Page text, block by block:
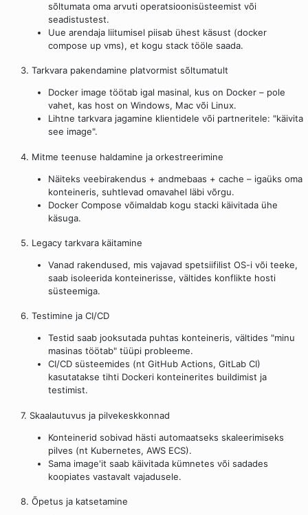
sõltumata oma arvuti operatsioonisüsteemist või
seadistustest.
Uue arendaja liitumisel piisab ühest käsust (docker
compose up vms), et kogu stack tööle saada.
3. Tarkvara pakendamine platvormist sõltumatult
Docker image töötab igal masinal, kus on Docker – pole
vahet, kas host on Windows, Mac või Linux.
Lihtne tarkvara jagamine klientidele või partneritele: "käivita
see image".
4. Mitme teenuse haldamine ja orkestreerimine
Näiteks veebirakendus + andmebaas + cache – igaüks oma
konteineris, suhtlevad omavahel läbi võrgu.
Docker Compose võimaldab kogu stacki käivitada ühe
käsuga.
5. Legacy tarkvara käitamine
Vanad rakendused, mis vajavad spetsiifilist OS-i või teeke,
saab isoleerida konteinerisse, vältides konflikte hosti
süsteemiga.
6. Testimine ja CI/CD
Testid saab jooksutada puhtas konteineris, vältides "minu
masinas töötab" tüüpi probleeme.
CI/CD süsteemides (nt GitHub Actions, GitLab CI)
kasutatakse tihti Dockeri konteinerites buildimist ja
testimist.
7. Skaalautuvus ja pilvekeskkonnad
Konteinerid sobivad hästi automaatseks skaleerimiseks
pilves (nt Kubernetes, AWS ECS).
Sama image'it saab käivitada kümnetes või sadades
koopiates vastavalt vajadusele.
8. Õpetus ja katsetamine